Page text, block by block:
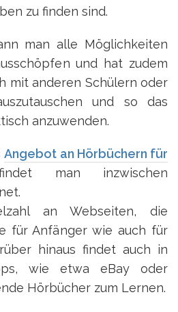
zu finden sind.
man alle Möglichkeiten
und hat zudem
mit anderen Schülern oder
und so das
anzuwenden.
Angebot an Hörbüchern für
man inzwischen
an Webseiten, die
für Anfänger wie auch für
hinaus findet auch in
wie etwa eBay oder
Hörbücher zum Lernen.